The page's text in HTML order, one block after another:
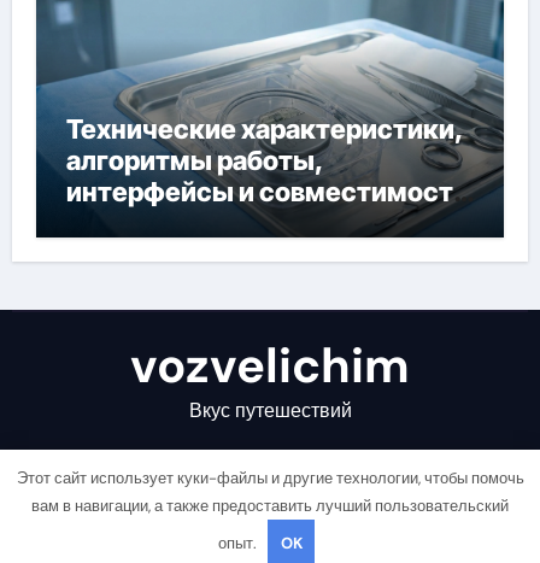
Технические характеристики,
алгоритмы работы,
интерфейсы и совместимость
двухкамерного ЭКС Apollo DR
vozvelichim
Вкус путешествий
Copyright © All rights reserved |
Этот сайт использует куки-файлы и другие технологии, чтобы помочь
вам в навигации, а также предоставить лучший пользовательский
опыт.
OK